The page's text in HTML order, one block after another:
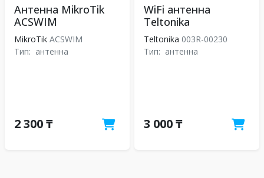
Антенна MikroTik
ACSWIM
MikroTik ACSWIM
Тип: антенна
2 300 ₸
WiFi антенна
Teltonika
Teltonika 003R-00230
Тип: антенна
3 000 ₸